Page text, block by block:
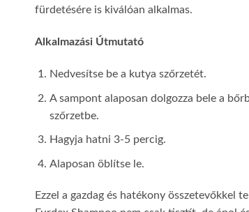
fürdetésére is kiválóan alkalmas.
Alkalmazási Útmutató
Nedvesítse be a kutya szőrzetét.
A sampont alaposan dolgozza bele a
szőrzetbe.
Hagyja hatni 3-5 percig.
Alaposan öblítse le.
Ezzel a gazdag és hatékony összetevőkkel